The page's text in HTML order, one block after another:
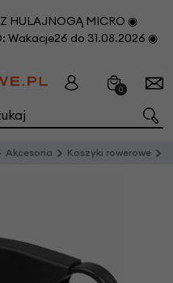
HULAJNOGĄ MICRO ◉
Wakacje26 do 31.08.2026 ◉
0
Akcesoria Koszyki rowerowe